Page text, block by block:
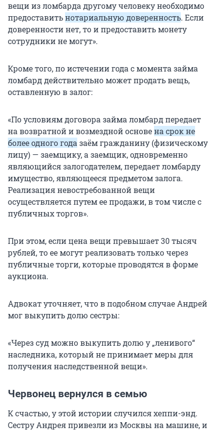
вещи из ломбарда другому человеку необходимо
предоставитьнотариальную доверенность. Если
доверенности нет, то и предоставить монету
сотрудники не могут».
Кроме того, по истечении года с момента займа
ломбард действительно может продать вещь,
оставленную в залог:
«По условиям договора займа ломбард передает
на возвратной и возмездной основена срок не
более одного годазаём гражданину (физическому
лицу) — заемщику, а заемщик, одновременно
являющийся залогодателем, передает ломбарду
имущество, являющееся предметом залога.
Реализация невостребованной вещи
осуществляется путем ее продажи, в том числе с
публичных торгов».
При этом, если цена вещи превышает30 тысяч
рублей, то ее могут реализовать только через
публичные торги, которые проводятся в форме
аукциона.
Адвокат уточняет, что в подобном случае Андрей
мог выкупить долю сестры:
«Через суд можно выкупить долю у „ленивого“
наследника, который не принимает меры для
получения наследственной вещи».
Червонец вернулся в семью
К счастью, у этой истории случился хеппи-энд.
Сестру Андрея привезли из Москвы на машине, и